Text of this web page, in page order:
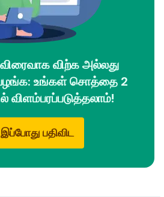
விற்க அல்லது
உங்கள் சொத்தை 2
விளம்பரப்படுத்தலாம்!
இப்போது பதிவிட